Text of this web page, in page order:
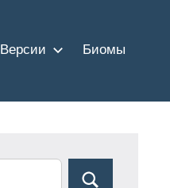
Версии Биомы